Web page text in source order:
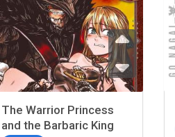
The Warrior Princess
and the Barbaric King